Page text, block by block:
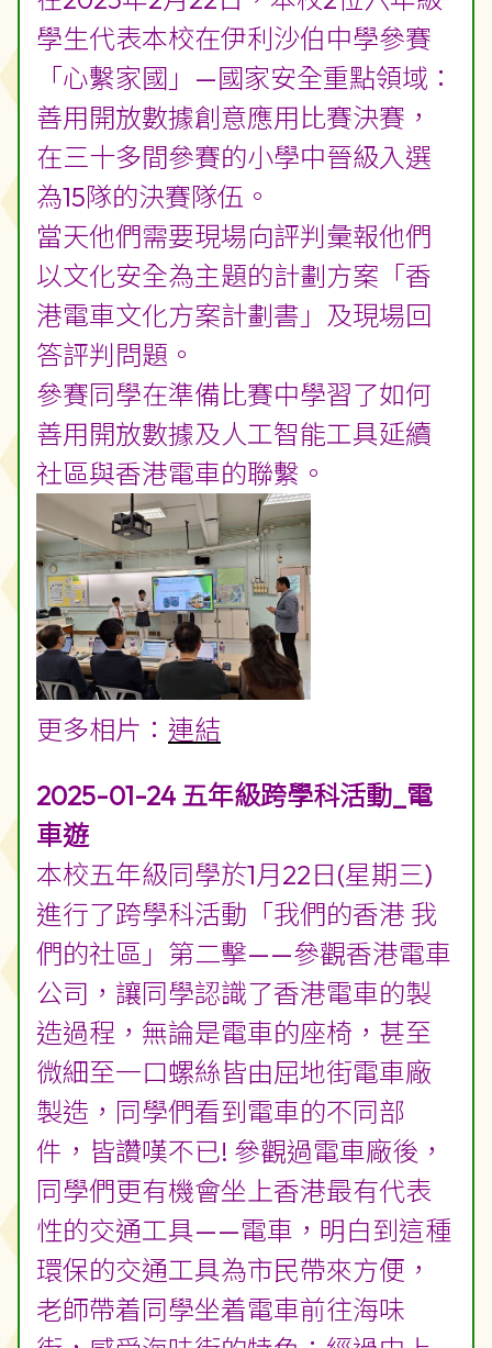
2025-02-22 2024/25學年「心繫家
國」—國家安全重點領域：善用開放
數據創意應用比賽決賽
在2025年2月22日，本校2位六年級
學生代表本校在伊利沙伯中學參賽
「心繫家國」—國家安全重點領域：
善用開放數據創意應用比賽決賽，
在三十多間參賽的小學中晉級入選
為15隊的決賽隊伍。
當天他們需要現場向評判彙報他們
以文化安全為主題的計劃方案「香
港電車文化方案計劃書」及現場回
答評判問題。
參賽同學在準備比賽中學習了如何
善用開放數據及人工智能工具延續
社區與香港電車的聯繫。
更多相片：連結
2025-01-24 五年級跨學科活動_電
車遊
本校五年級同學於1月22日(星期三)
進行了跨學科活動「我們的香港 我
們的社區」第二擊——參觀香港電車
公司，讓同學認識了香港電車的製
造過程，無論是電車的座椅，甚至
微細至一口螺絲皆由屈地街電車廠
製造，同學們看到電車的不同部
件，皆讚嘆不已! 參觀過電車廠後，